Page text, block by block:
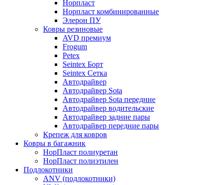
Норпласт
Норпласт комбинированные
Элерон ПУ
Ковры резиновые
AVD премиум
Frogum
Petex
Seintex Борт
Seintex Сетка
Автодрайвер
Автодрайвер Sota
Автодрайвер Sota передние
Автодрайвер водительские
Автодрайвер задние пары
Автодрайвер передние пары
Крепеж для ковров
Ковры в багажник
НорПласт полиуретан
НорПласт полиэтилен
Подлокотники
ANV (подлокотники)